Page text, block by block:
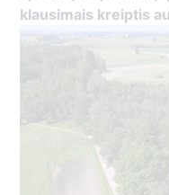
klausimais kreiptis